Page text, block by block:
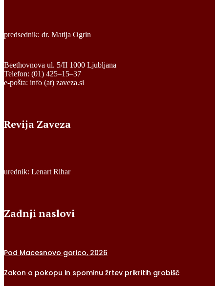
predsednik: dr. Matija Ogrin
Beethovnova ul. 5/II 1000 Ljubljana
Telefon: (01) 425–15–37
e-pošta: info (at) zaveza.si
Revija Zaveza
urednik: Lenart Rihar
Zadnji naslovi
Pod Macesnovo gorico, 2026
Zakon o pokopu in spominu žrtev prikritih grobišč